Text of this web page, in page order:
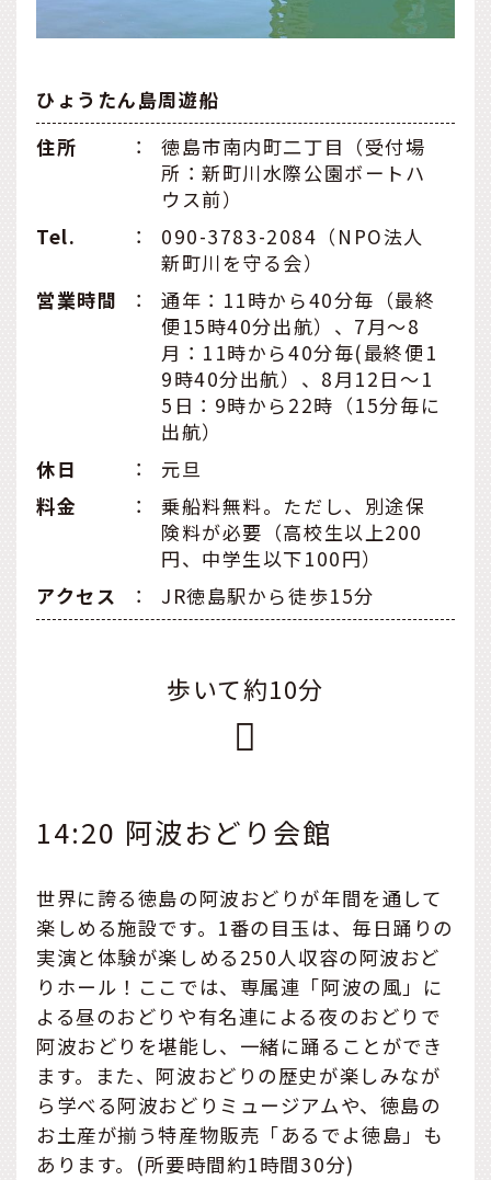
ひょうたん島周遊船
住所
：
徳島市南内町二丁目（受付場
所：新町川水際公園ボートハ
ウス前）
Tel.
：
090-3783-2084（NPO法人
新町川を守る会）
営業時間
：
通年：11時から40分毎（最終
便15時40分出航）、7月～8
月：11時から40分毎(最終便1
9時40分出航）、8月12日～1
5日：9時から22時（15分毎に
出航）
休日
：
元旦
料金
：
乗船料無料。ただし、別途保
険料が必要（高校生以上200
円、中学生以下100円）
アクセス
： JR徳島駅から徒歩15分
歩いて約10分
14:20 阿波おどり会館
世界に誇る徳島の阿波おどりが年間を通して
楽しめる施設です。1番の目玉は、毎日踊りの
実演と体験が楽しめる250人収容の阿波おど
りホール！ここでは、専属連「阿波の風」に
よる昼のおどりや有名連による夜のおどりで
阿波おどりを堪能し、一緒に踊ることができ
ます。また、阿波おどりの歴史が楽しみなが
ら学べる阿波おどりミュージアムや、徳島の
お土産が揃う特産物販売「あるでよ徳島」も
あります。(所要時間約1時間30分)